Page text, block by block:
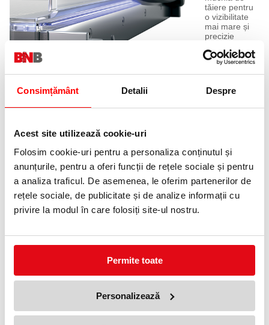
Consimțământ Detalii Despre
Acest site utilizează cookie-uri
Folosim cookie-uri pentru a personaliza conținutul și
anunțurile, pentru a oferi funcții de rețele sociale și pentru
a analiza traficul. De asemenea, le oferim partenerilor de
rețele sociale, de publicitate și de analize informații cu
privire la modul în care folosiți site-ul nostru.
Permite toate
Personalizează
tăiere pentru
o vizibilitate
mai mare și
precizie
Ușor de
precise și
fiecare dată
pentru hârtie
va tăia lama